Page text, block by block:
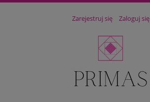
Zarejestruj się Zaloguj się